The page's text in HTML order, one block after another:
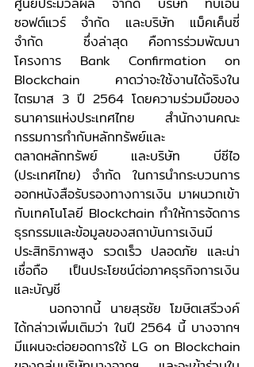
ซอฟต์แวร์ จำกัด และบริษัท แม็คเค็นซี่
จำกัด  ซึ่งล่าสุด คือการร่วมพัฒนา
โครงการ Bank Confirmation on
Blockchain คาดว่าจะใช้งานได้จริงใน
ไตรมาส 3 ปี 2564 โดยความร่วมมือของ
ธนาคารแห่งประเทศไทย สำนักงานคณะ
กรรมการกำกับหลักทรัพย์และ
ตลาดหลักทรัพย์ และบริษัท บีซีไอ
(ประเทศไทย) จำกัด ในการนำกระบวนการ
ออกหนังสือรับรองทางการเงิน มาผนวกเข้า
กับเทคโนโลยี Blockchain ทำให้การจัดการ
ธุรกรรมและข้อมูลของสถาบันการเงินมี
ประสิทธิภาพสูง รวดเร็ว ปลอดภัย และน่า
เชื่อถือ เป็นประโยชน์ต่อภาคธุรกิจการเงิน
และบัญชี
ได้กล่าวเพิ่มเติมว่า ในปี 2564 นี้ บางจากฯ
มีแผนจะต่อยอดการใช้ LG on Blockchain